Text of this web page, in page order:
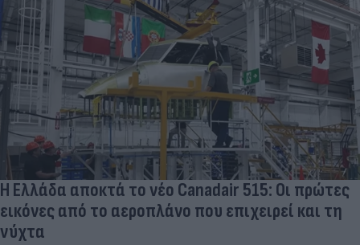
Η Ελλάδα αποκτά το νέο Canadair 515: Οι πρώτες
εικόνες από το αεροπλάνο που επιχειρεί και τη
νύχτα